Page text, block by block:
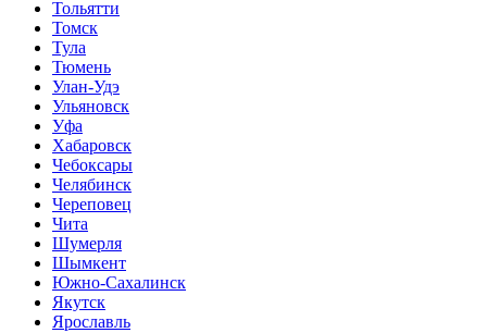
Тольятти
Томск
Тула
Тюмень
Улан-Удэ
Ульяновск
Уфа
Хабаровск
Чебоксары
Челябинск
Череповец
Чита
Шумерля
Шымкент
Южно-Сахалинск
Якутск
Ярославль